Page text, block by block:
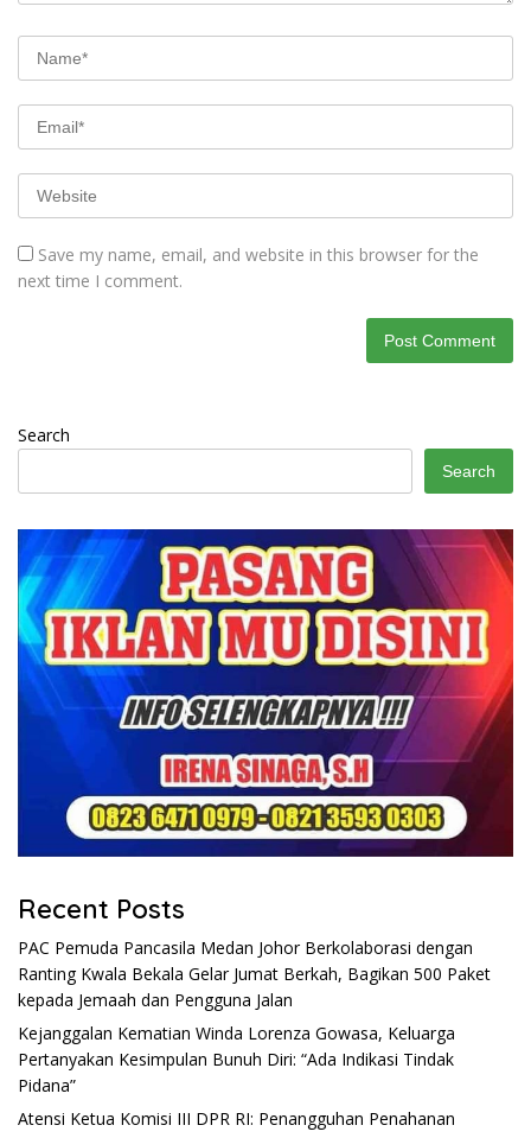
Save my name, email, and website in this browser for the
next time I comment.
Search
Search
Recent Posts
PAC Pemuda Pancasila Medan Johor Berkolaborasi dengan
Ranting Kwala Bekala Gelar Jumat Berkah, Bagikan 500 Paket
kepada Jemaah dan Pengguna Jalan
Kejanggalan Kematian Winda Lorenza Gowasa, Keluarga
Pertanyakan Kesimpulan Bunuh Diri: “Ada Indikasi Tindak
Pidana”
Atensi Ketua Komisi III DPR RI: Penangguhan Penahanan